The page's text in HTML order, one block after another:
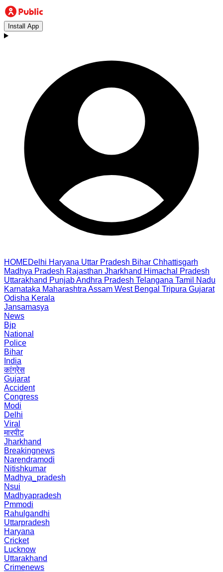
Install App
HOMEDelhi Haryana Uttar Pradesh Bihar Chhattisgarh
Madhya Pradesh Rajasthan Jharkhand Himachal Pradesh
Uttarakhand PunjabAndhra Pradesh Telangana Tamil Nadu
Karnataka Maharashtra Assam West Bengal Tripura Gujarat
Odisha Kerala
Jansamasya
News
Bjp
National
Police
Bihar
India
कांग्रेस
Gujarat
Accident
Congress
Modi
Delhi
Viral
मारपीट
Jharkhand
Breakingnews
Narendramodi
Nitishkumar
Madhya_pradesh
Nsui
Madhyapradesh
Pmmodi
Rahulgandhi
Uttarpradesh
Haryana
Cricket
Lucknow
Uttarakhand
Crimenews